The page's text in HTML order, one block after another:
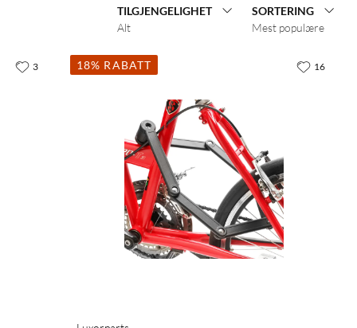
TILGJENGELIGHET
Alt
SORTERING
Mest populære
3 18% RABATT 16